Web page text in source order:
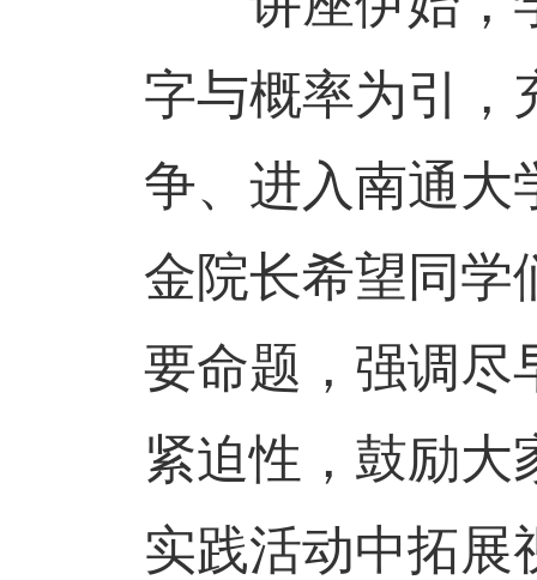
字与概率为引，
争、进入南通大
金院长希望同学
要命题，强调尽
紧迫性，鼓励大
实践活动中拓展